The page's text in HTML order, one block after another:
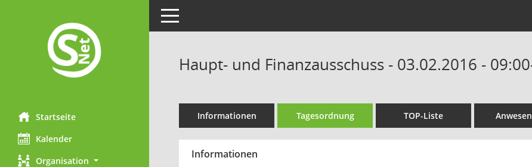
Startseite
Kalender
Organisation
Toggle navigation
Haupt- und Finanzausschuss - 03.02.2016 -
Informationen Tagesordnung TOP-Liste
Informationen